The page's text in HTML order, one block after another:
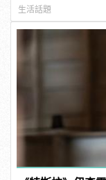
生活話題